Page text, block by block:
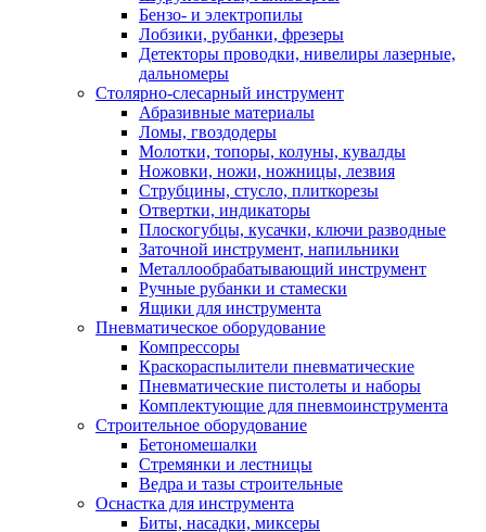
Бензо- и электропилы
Лобзики, рубанки, фрезеры
Детекторы проводки, нивелиры лазерные,
дальномеры
Столярно-слесарный инструмент
Абразивные материалы
Ломы, гвоздодеры
Молотки, топоры, колуны, кувалды
Ножовки, ножи, ножницы, лезвия
Струбцины, стусло, плиткорезы
Отвертки, индикаторы
Плоскогубцы, кусачки, ключи разводные
Заточной инструмент, напильники
Металлообрабатывающий инструмент
Ручные рубанки и стамески
Ящики для инструмента
Пневматическое оборудование
Компрессоры
Краскораспылители пневматические
Пневматические пистолеты и наборы
Комплектующие для пневмоинструмента
Строительное оборудование
Бетономешалки
Стремянки и лестницы
Ведра и тазы строительные
Оснастка для инструмента
Биты, насадки, миксеры